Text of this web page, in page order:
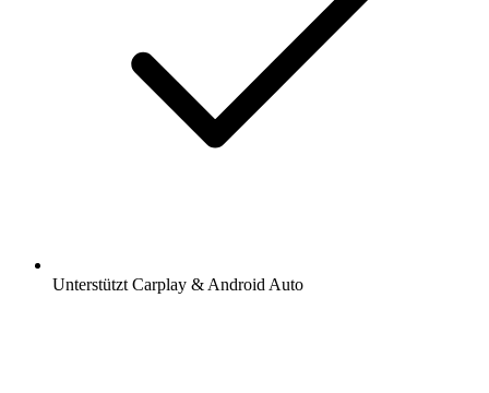
Unterstützt Carplay & Android Auto